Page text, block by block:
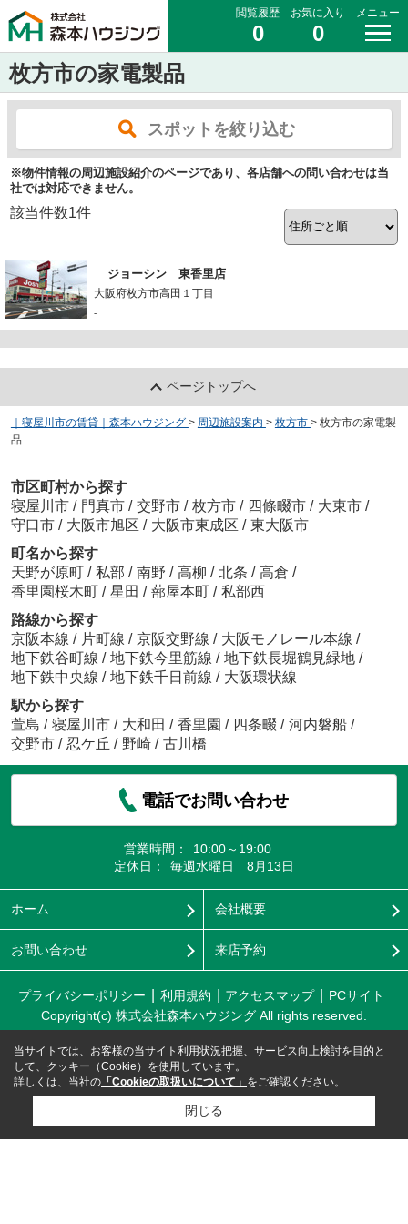
閲覧履歴
0
お気に入り
0
メニュー
枚方市の家電製品
スポットを絞り込む
※物件情報の周辺施設紹介のページであり、各店舗への問い合わせは当
社では対応できません。
該当件数1件
ジョーシン 東香里店
大阪府枚方市高田１丁目
-
ページトップへ
｜寝屋川市の賃貸｜森本ハウジング > 周辺施設案内 > 枚方市 > 枚方市の家電製
品
市区町村から探す
寝屋川市 / 門真市 / 交野市 / 枚方市 / 四條畷市 / 大東市 /
守口市 / 大阪市旭区 / 大阪市東成区 / 東大阪市
町名から探す
天野が原町 / 私部 / 南野 / 高柳 / 北条 / 高倉 /
香里園桜木町 / 星田 / 蔀屋本町 / 私部西
路線から探す
京阪本線 / 片町線 / 京阪交野線 / 大阪モノレール本線 /
地下鉄谷町線 / 地下鉄今里筋線 / 地下鉄長堀鶴見緑地 /
地下鉄中央線 / 地下鉄千日前線 / 大阪環状線
駅から探す
萱島 / 寝屋川市 / 大和田 / 香里園 / 四条畷 / 河内磐船 /
交野市 / 忍ケ丘 / 野崎 / 古川橋
電話でお問い合わせ
営業時間：
10:00～19:00
定休日：
毎週水曜日 8月13日
ホーム 会社概要
お問い合わせ 来店予約
プライバシーポリシー 利用規約 アクセスマップ
PCサイト
Copyright(c) 株式会社森本ハウジング All rights reserved.
当サイトでは、お客様の当サイト利用状況把握、サービス向上検討を目的と
して、クッキー（Cookie）を使用しています。
詳しくは、当社の 「Cookieの取扱いについて」 をご確認ください。
閉じる